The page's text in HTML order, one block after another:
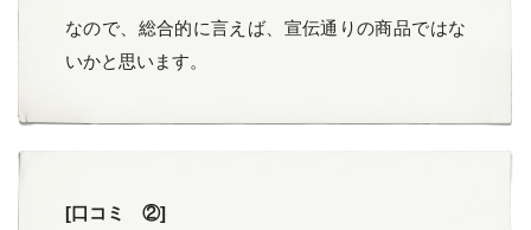
なので、総合的に言えば、宣伝通りの商品ではな
いかと思います。
[口コミ ②]